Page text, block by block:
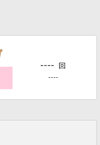
---- 回
----